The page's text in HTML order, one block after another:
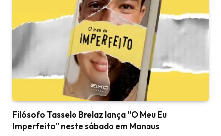
Filósofo Tasselo Brelaz lança “O Meu Eu
Imperfeito” neste sábado em Manaus